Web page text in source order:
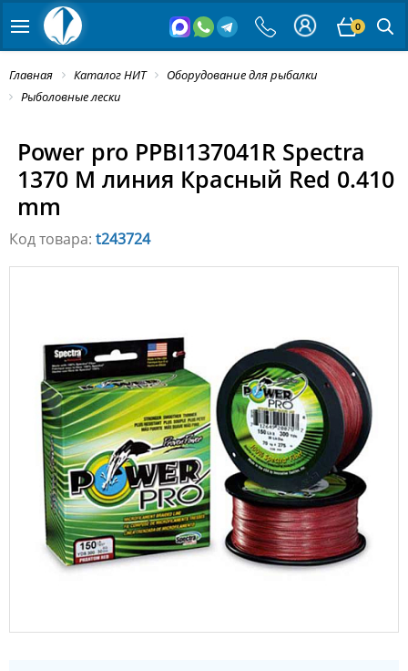
0
Главная Каталог НИТ
Оборудование для рыбалки
Рыболовные лески
Power pro PPBI137041R Spectra
1370 M линия Красный Red 0.410
mm
Код товара: t243724